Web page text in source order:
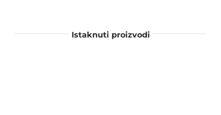
Istaknuti proizvodi